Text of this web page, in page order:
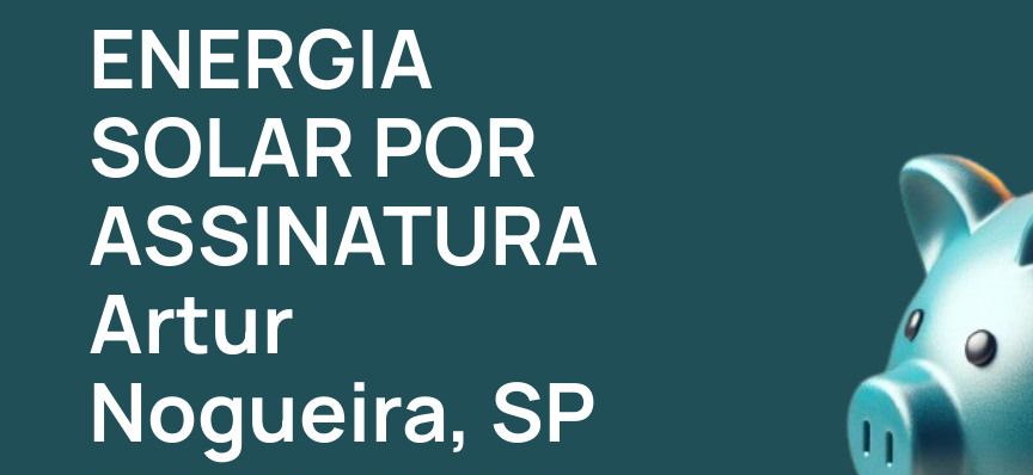
ENERGIA
SOLAR POR
ASSINATURA
Artur
Nogueira, SP